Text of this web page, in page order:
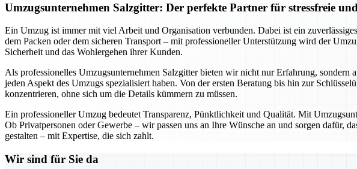
Umzugsunternehmen Salzgitter: Der perfekte Partner für stressfreie
Ein Umzug ist immer mit viel Arbeit und Organisation verbunden. Dabei ist ein
dem Packen oder dem sicheren Transport – mit professioneller Unterstützung wird der
Sicherheit und das Wohlergehen ihrer Kunden.
Als professionelles Umzugsunternehmen Salzgitter bieten wir nicht nur Erfahrung,
jeden Aspekt des Umzugs spezialisiert haben. Von der ersten Beratung bis hin zur
konzentrieren, ohne sich um die Details kümmern zu müssen.
Ein professioneller Umzug bedeutet Transparenz, Pünktlichkeit und Qualität. Mit
Ob Privatpersonen oder Gewerbe – wir passen uns an Ihre Wünsche an und sorgen dafür,
gestalten – mit Expertise, die sich zahlt.
Wir sind für Sie da